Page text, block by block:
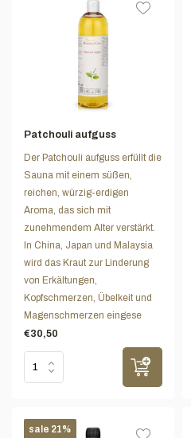
Patchouli aufguss
Der Patchouli aufguss erfüllt die
Sauna mit einem süßen,
reichen, würzig-erdigen
Aroma, das sich mit
zunehmendem Alter verstärkt.
In China, Japan und Malaysia
wird das Kraut zur Linderung
von Erkältungen,
Kopfschmerzen, Übelkeit und
Magenschmerzen eingese
€30,50
sale 21%